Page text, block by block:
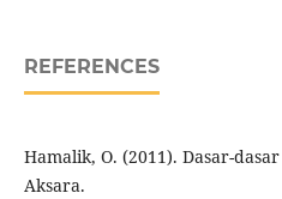
REFERENCES
Hamalik, O. (2011). Dasar-
Aksara.